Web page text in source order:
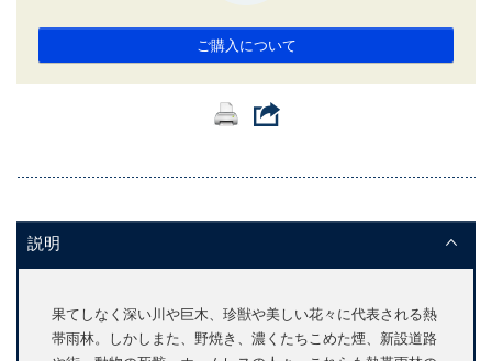
ご購入について
説明
果てしなく深い川や巨木、珍獣や美しい花々に代表される熱
帯雨林。しかしまた、野焼き、濃くたちこめた煙、新設道路